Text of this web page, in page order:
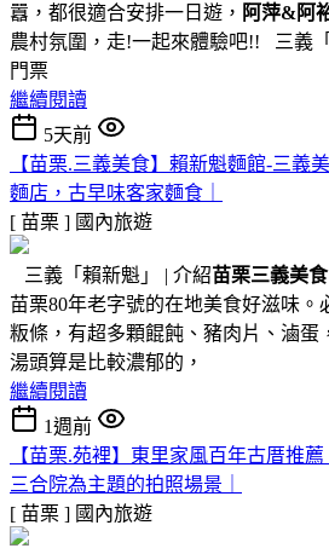
囂，都很適合安排一日遊， 阿萍&阿
農村氛圍，走!一起來體驗吧!! 三義
門票
繼續閱讀
5天前
【苗栗.三義美食】賴新魁麵館-三義
麵店，古早味客家麵食｜
[ 苗栗 ] 國內旅遊
三義「賴新魁」 | 介紹苗栗三義美
苗栗80年老字號的在地美食好滋味。
粄條，有超多顆餛飩、豬肉片、滷蛋
湯頭算是比較濃郁的，
繼續閱讀
1週前
【苗栗.苑裡】東里家風百年古厝推
三合院為主題的拍照場景｜
[ 苗栗 ] 國內旅遊